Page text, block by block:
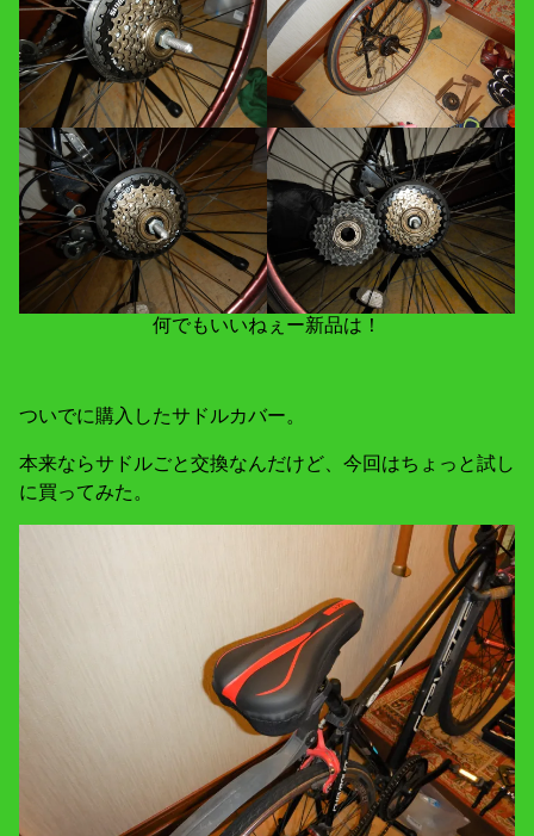
何でもいいねぇー新品は！
ついでに購入したサドルカバー。
本来ならサドルごと交換なんだけど、今回はちょっと試し
に買ってみた。